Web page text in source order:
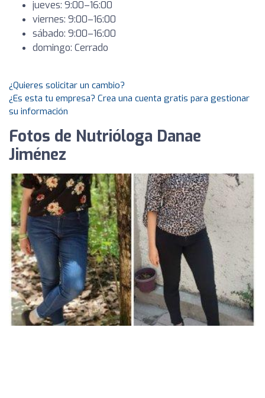
jueves: 9:00–16:00
viernes: 9:00–16:00
sábado: 9:00–16:00
domingo: Cerrado
¿Quieres solicitar un cambio?
¿Es esta tu empresa? Crea una cuenta gratis para gestionar
su información
Fotos de Nutrióloga Danae
Jiménez